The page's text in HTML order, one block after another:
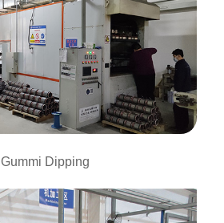
Gummi Dipping